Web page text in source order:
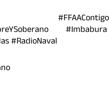
#FFAAContigo
#Imbabura
#RadioNaval